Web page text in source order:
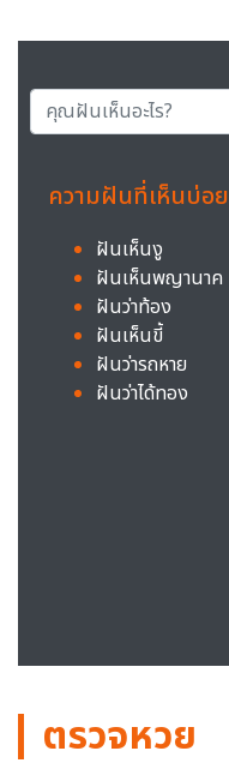
ความฝันที่เห็นบ่อย
ฝันเห็นงู
ฝันเห็นพญานาค
ฝันว่าท้อง
ฝันเห็นขี้
ฝันว่ารถหาย
ฝันว่าได้ทอง
ตรวจหวย